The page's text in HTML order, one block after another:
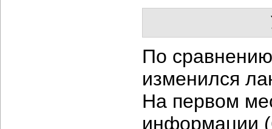
По
изменился
На первом
информации